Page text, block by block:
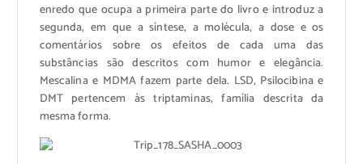
enredo que ocupa a primeira parte do livro e introduz a
segunda, em que a síntese, a molécula, a dose e os
comentários sobre os efeitos de cada uma das
substâncias são descritos com humor e elegância.
Mescalina e MDMA fazem parte dela. LSD, Psilocibina e
DMT pertencem às triptaminas, família descrita da
mesma forma.